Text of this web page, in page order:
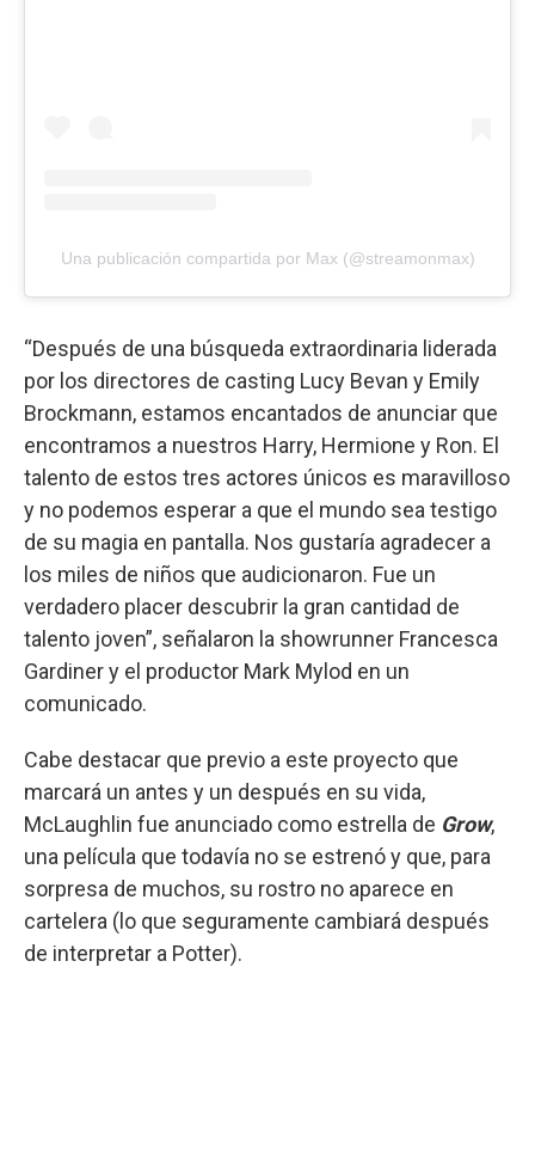
Una publicación compartida por Max (@streamonmax)
“Después de una búsqueda extraordinaria liderada
por los directores de casting Lucy Bevan y Emily
Brockmann, estamos encantados de anunciar que
encontramos a nuestros Harry, Hermione y Ron. El
talento de estos tres actores únicos es maravilloso
y no podemos esperar a que el mundo sea testigo
de su magia en pantalla. Nos gustaría agradecer a
los miles de niños que audicionaron. Fue un
verdadero placer descubrir la gran cantidad de
talento joven”, señalaron la showrunner Francesca
Gardiner y el productor Mark Mylod en un
comunicado.
Cabe destacar que previo a este proyecto que
marcará un antes y un después en su vida,
McLaughlin fue anunciado como estrella de Grow,
una película que todavía no se estrenó y que, para
sorpresa de muchos, su rostro no aparece en
cartelera (lo que seguramente cambiará después
de interpretar a Potter).